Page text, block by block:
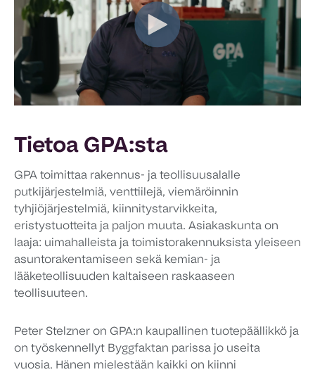
Tietoa GPA:sta
GPA toimittaa rakennus- ja teollisuusalalle
putkijärjestelmiä, venttiilejä, viemäröinnin
tyhjiöjärjestelmiä, kiinnitystarvikkeita,
eristystuotteita ja paljon muuta. Asiakaskunta on
laaja: uimahalleista ja toimistorakennuksista yleiseen
asuntorakentamiseen sekä kemian- ja
lääketeollisuuden kaltaiseen raskaaseen
teollisuuteen.
Peter Stelzner on GPA:n kaupallinen tuotepäällikkö ja
on työskennellyt Byggfaktan parissa jo useita
vuosia. Hänen mielestään kaikki on kiinni